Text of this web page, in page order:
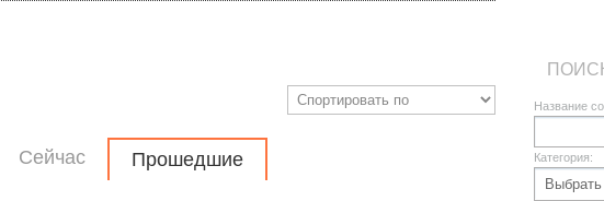
Сейчас Прошедшие
Название
Категория: